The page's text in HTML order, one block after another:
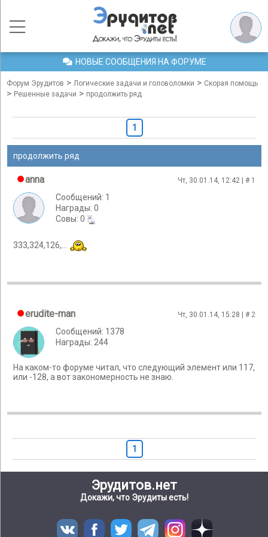
НОВЫЕ СООБЩЕНИЯ НА ФОРУМЕ
Форум Эрудитов > Логические задачи и головоломки > Скорая помощь
> Решенные задачи > продолжить ряд
1
продолжить ряд
anna Чт, 30.01.14, 12:42 | # 1
Сообщений: 1
Награды: 0
Cовы: 0
333,324,126,...
erudite-man Чт, 30.01.14, 15:28 | # 2
Сообщений: 1378
Награды: 244
На каком-то форуме читал, что следующий элемент или 117,
или -128, а вот закономерность не знаю.
1
Эрудитов.нет
Докажи, что Эрудиты есть!